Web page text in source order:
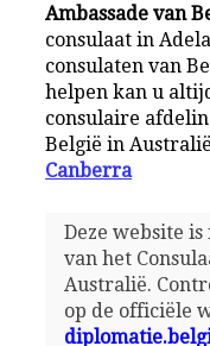
Ambassade van
consulaat in
consulaten van
helpen kan u
consulaire
België in Australië
Canberra
Deze website
van het
Australië.
op de officiële